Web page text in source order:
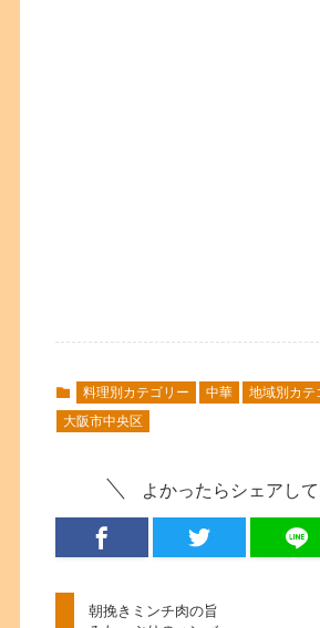
料理別カテゴリー 中華 地域別カテ
大阪市中央区
よかったらシェアして
朝挽きミンチ肉の旨